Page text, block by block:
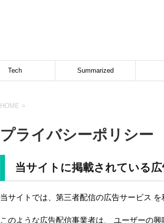
Tech Summarized
HOME >
プライバシーポリシー
当サイトに掲載されている
当サイトでは、第三者配信の広告サービス を
このような広告配信事業者は、 ユーザーの